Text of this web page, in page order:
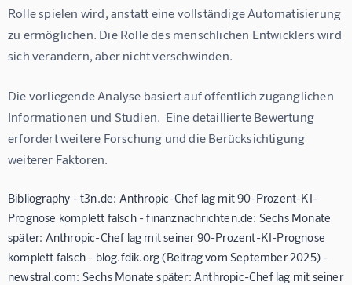
Rolle spielen wird, anstatt eine vollständige Automatisierung
zu ermöglichen. Die Rolle des menschlichen Entwicklers wird
sich verändern, aber nicht verschwinden.
Die vorliegende Analyse basiert auf öffentlich zugänglichen
Informationen und Studien.  Eine detaillierte Bewertung
erfordert weitere Forschung und die Berücksichtigung
weiterer Faktoren.
Bibliography - t3n.de: Anthropic-Chef lag mit 90-Prozent-KI-
Prognose komplett falsch - finanznachrichten.de: Sechs Monate
später: Anthropic-Chef lag mit seiner 90-Prozent-KI-Prognose
komplett falsch - blog.fdik.org (Beitrag vom September 2025) -
newstral.com: Sechs Monate später: Anthropic-Chef lag mit seiner